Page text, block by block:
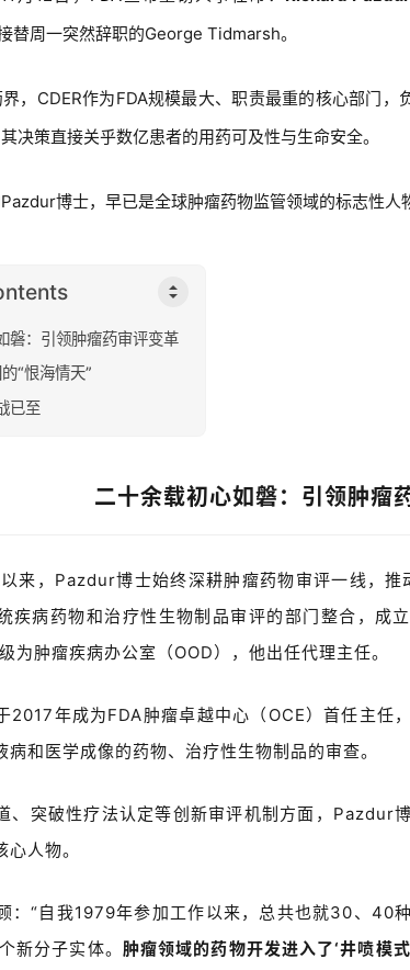
替周一突然辞职的George Tidmarsh。
，CDER作为FDA规模最大、职责最重的核心部门
决策直接关乎数亿患者的用药可及性与生命安全。
博士，早已是全球肿瘤药物监管领域的标志性人
磐：引领肿瘤药审评变革
“恨海情天”
已至
二十余载初心如磐：引领肿瘤
以来， Pazdur博士始终深耕肿瘤药物审评一线，推
疾病药物和治疗性生物制品审评的部门整合，成
为肿瘤疾病办公室（OOD），他出任代理主任。
2017年成为FDA肿瘤卓越中心（ OCE）首任主任
病和医学成像的药物、治疗性生物制品的审查。
、突破性疗法认定等创新审评机制方面， Pazdur
人物。
：“自我1979年参加工作以来，总共也就30、 40
个新分子实体。 肿瘤领域的药物开发进入了‘井喷模式